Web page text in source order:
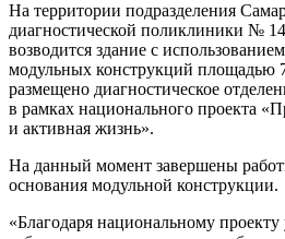
На территории подразделения
диагностической поликлиники №
возводится здание с
модульных конструкций площадью
размещено диагностическое
в рамках национального проекта
и активная жизнь».
На данный момент завершены
основания модульной конструкции.
«Благодаря национальному